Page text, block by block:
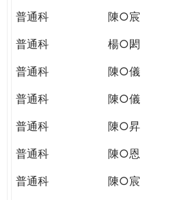
普通科 陳○宸
普通科
楊○閎
普通科
陳○儀
普通科
陳○儀
普通科
陳○昇
普通科
陳○恩
普通科
陳○宸